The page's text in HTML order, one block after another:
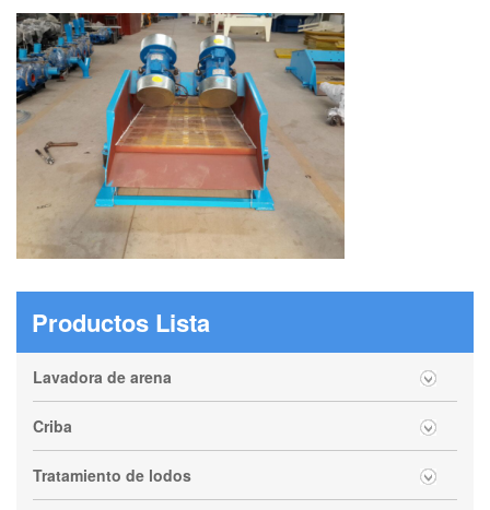
Productos Lista
Lavadora de arena
Criba
Tratamiento de lodos